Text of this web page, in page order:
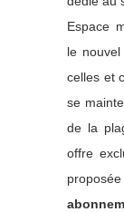
Espace
le
celles et
se
de la
offre